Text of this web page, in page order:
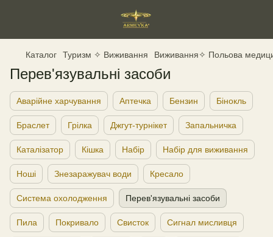
Каталог Туризм ✧ Виживання Виживання✧ Польова
Перев'язувальні засоби
Аварійне харчування Аптечка Бензин Бінокль
Браслет Грілка Джгут-турнікет Запальничка
Каталізатор Кішка Набір Набір для виживання
Ноші Знезаражувач води Кресало
Система охолодження Перев'язувальні засоби
Пила Покривало Свисток Сигнал мисливця